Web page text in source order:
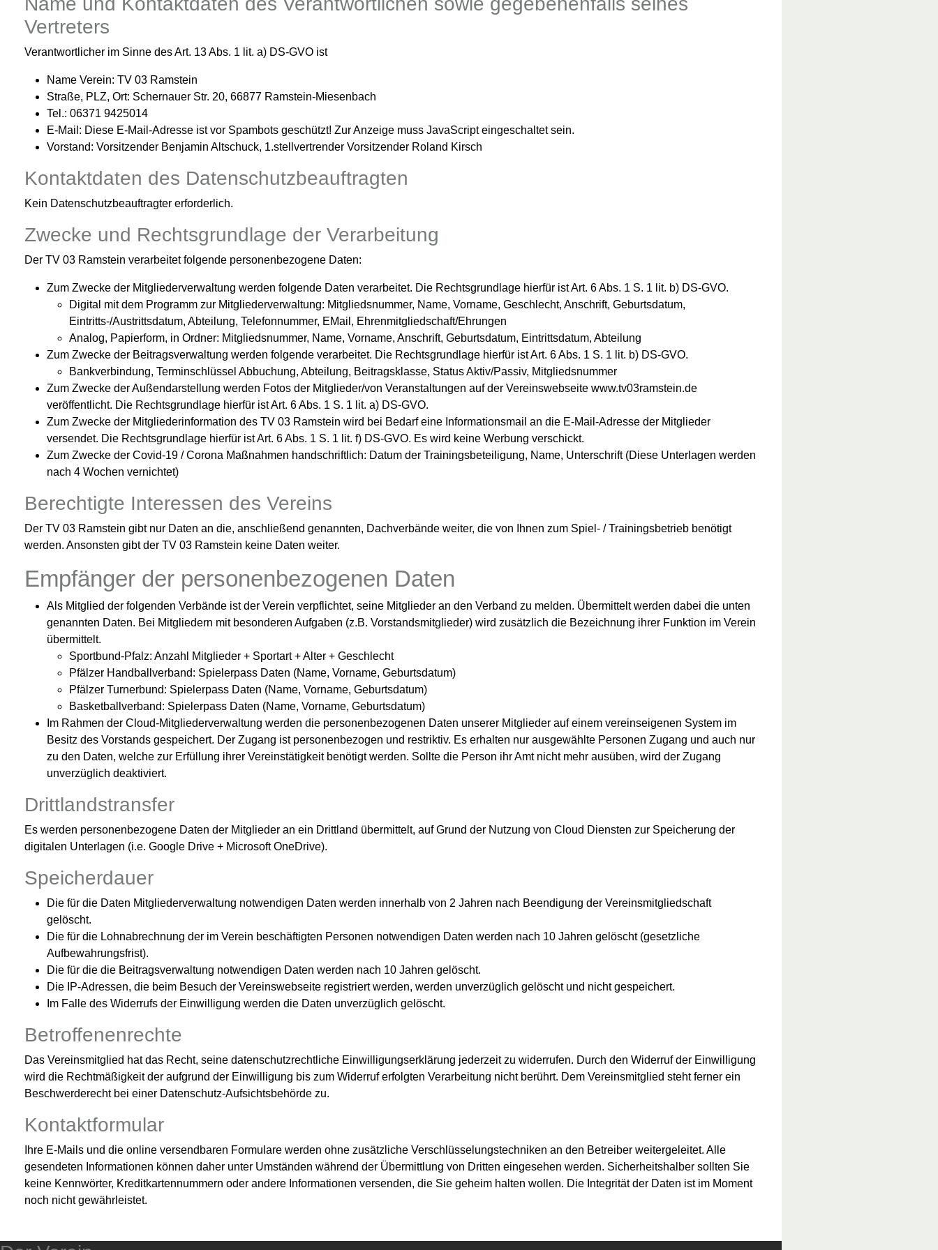
Vertreters
Verantwortlicher im Sinne des Art. 13 Abs. 1 lit. a) DS-GVO ist
Name Verein: TV 03 Ramstein
Straße, PLZ, Ort: Schernauer Str. 20, 66877 Ramstein-Miesenbach
Tel.: 06371 9425014
E-Mail: Diese E-Mail-Adresse ist vor Spambots geschützt! Zur Anzeige muss JavaScript eingeschaltet sein.
Vorstand: Vorsitzender Benjamin Altschuck, 1.stellvertrender Vorsitzender Roland Kirsch
Kontaktdaten des Datenschutzbeauftragten
Kein Datenschutzbeauftragter erforderlich.
Zwecke und Rechtsgrundlage der Verarbeitung
Der TV 03 Ramstein verarbeitet folgende personenbezogene Daten:
Zum Zwecke der Mitgliederverwaltung werden folgende Daten verarbeitet. Die Rechtsgrundlage hierfür ist Art. 6 Abs. 1 S. 1 lit. b) DS-GVO.
Digital mit dem Programm zur Mitgliederverwaltung: Mitgliedsnummer, Name, Vorname, Geschlecht, Anschrift, Geburtsdatum,
Eintritts-/Austrittsdatum, Abteilung, Telefonnummer, EMail, Ehrenmitgliedschaft/Ehrungen
Analog, Papierform, in Ordner: Mitgliedsnummer, Name, Vorname, Anschrift, Geburtsdatum, Eintrittsdatum, Abteilung
Zum Zwecke der Beitragsverwaltung werden folgende verarbeitet. Die Rechtsgrundlage hierfür ist Art. 6 Abs. 1 S. 1 lit. b) DS-GVO.
Bankverbindung, Terminschlüssel Abbuchung, Abteilung, Beitragsklasse, Status Aktiv/Passiv, Mitgliedsnummer
Zum Zwecke der Außendarstellung werden Fotos der Mitglieder/von Veranstaltungen auf der Vereinswebseite www.tv03ramstein.de
veröffentlicht. Die Rechtsgrundlage hierfür ist Art. 6 Abs. 1 S. 1 lit. a) DS-GVO.
Zum Zwecke der Mitgliederinformation des TV 03 Ramstein wird bei Bedarf eine Informationsmail an die E-Mail-Adresse der Mitglieder
versendet. Die Rechtsgrundlage hierfür ist Art. 6 Abs. 1 S. 1 lit. f) DS-GVO. Es wird keine Werbung verschickt.
Zum Zwecke der Covid-19 / Corona Maßnahmen handschriftlich: Datum der Trainingsbeteiligung, Name, Unterschrift (Diese Unterlagen werden
nach 4 Wochen vernichtet)
Berechtigte Interessen des Vereins
Der TV 03 Ramstein gibt nur Daten an die, anschließend genannten, Dachverbände weiter, die von Ihnen zum Spiel- / Trainingsbetrieb benötigt
werden. Ansonsten gibt der TV 03 Ramstein keine Daten weiter.
Empfänger der personenbezogenen Daten
Als Mitglied der folgenden Verbände ist der Verein verpflichtet, seine Mitglieder an den Verband zu melden. Übermittelt werden dabei die unten
genannten Daten. Bei Mitgliedern mit besonderen Aufgaben (z.B. Vorstandsmitglieder) wird zusätzlich die Bezeichnung ihrer Funktion im Verein
übermittelt.
Sportbund-Pfalz: Anzahl Mitglieder + Sportart + Alter + Geschlecht
Pfälzer Handballverband: Spielerpass Daten (Name, Vorname, Geburtsdatum)
Pfälzer Turnerbund: Spielerpass Daten (Name, Vorname, Geburtsdatum)
Basketballverband: Spielerpass Daten (Name, Vorname, Geburtsdatum)
Im Rahmen der Cloud-Mitgliederverwaltung werden die personenbezogenen Daten unserer Mitglieder auf einem vereinseigenen System im
Besitz des Vorstands gespeichert. Der Zugang ist personenbezogen und restriktiv. Es erhalten nur ausgewählte Personen Zugang und auch nur
zu den Daten, welche zur Erfüllung ihrer Vereinstätigkeit benötigt werden. Sollte die Person ihr Amt nicht mehr ausüben, wird der Zugang
unverzüglich deaktiviert.
Drittlandstransfer
Es werden personenbezogene Daten der Mitglieder an ein Drittland übermittelt, auf Grund der Nutzung von Cloud Diensten zur Speicherung der
digitalen Unterlagen (i.e. Google Drive + Microsoft OneDrive).
Speicherdauer
Die für die Daten Mitgliederverwaltung notwendigen Daten werden innerhalb von 2 Jahren nach Beendigung der Vereinsmitgliedschaft
gelöscht.
Die für die Lohnabrechnung der im Verein beschäftigten Personen notwendigen Daten werden nach 10 Jahren gelöscht (gesetzliche
Aufbewahrungsfrist).
Die für die die Beitragsverwaltung notwendigen Daten werden nach 10 Jahren gelöscht.
Die IP-Adressen, die beim Besuch der Vereinswebseite registriert werden, werden unverzüglich gelöscht und nicht gespeichert.
Im Falle des Widerrufs der Einwilligung werden die Daten unverzüglich gelöscht.
Betroffenenrechte
Das Vereinsmitglied hat das Recht, seine datenschutzrechtliche Einwilligungserklärung jederzeit zu widerrufen. Durch den Widerruf der Einwilligung
wird die Rechtmäßigkeit der aufgrund der Einwilligung bis zum Widerruf erfolgten Verarbeitung nicht berührt. Dem Vereinsmitglied steht ferner ein
Beschwerderecht bei einer Datenschutz-Aufsichtsbehörde zu.
Kontaktformular
Ihre E-Mails und die online versendbaren Formulare werden ohne zusätzliche Verschlüsselungstechniken an den Betreiber weitergeleitet. Alle
gesendeten Informationen können daher unter Umständen während der Übermittlung von Dritten eingesehen werden. Sicherheitshalber sollten Sie
keine Kennwörter, Kreditkartennummern oder andere Informationen versenden, die Sie geheim halten wollen. Die Integrität der Daten ist im Moment
noch nicht gewährleistet.